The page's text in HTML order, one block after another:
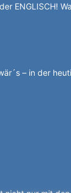
ENGLISCH!
– in der